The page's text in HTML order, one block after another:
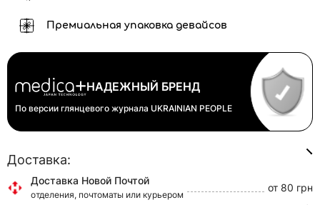
Премиальная упаковка девайсов
НАДЕЖНЫЙ БРЕНД
По версии глянцевого журнала UKRAINIAN PEOPLE
Доставка:
Доставка Новой Почтой
отделения, почтоматы или курьером
от 80 грн